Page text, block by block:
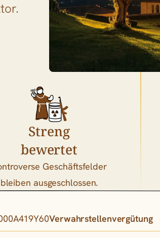
Streng
bewertet
Geschäftsfelder
bleiben ausgeschlossen.
Verwahrstellenvergütung